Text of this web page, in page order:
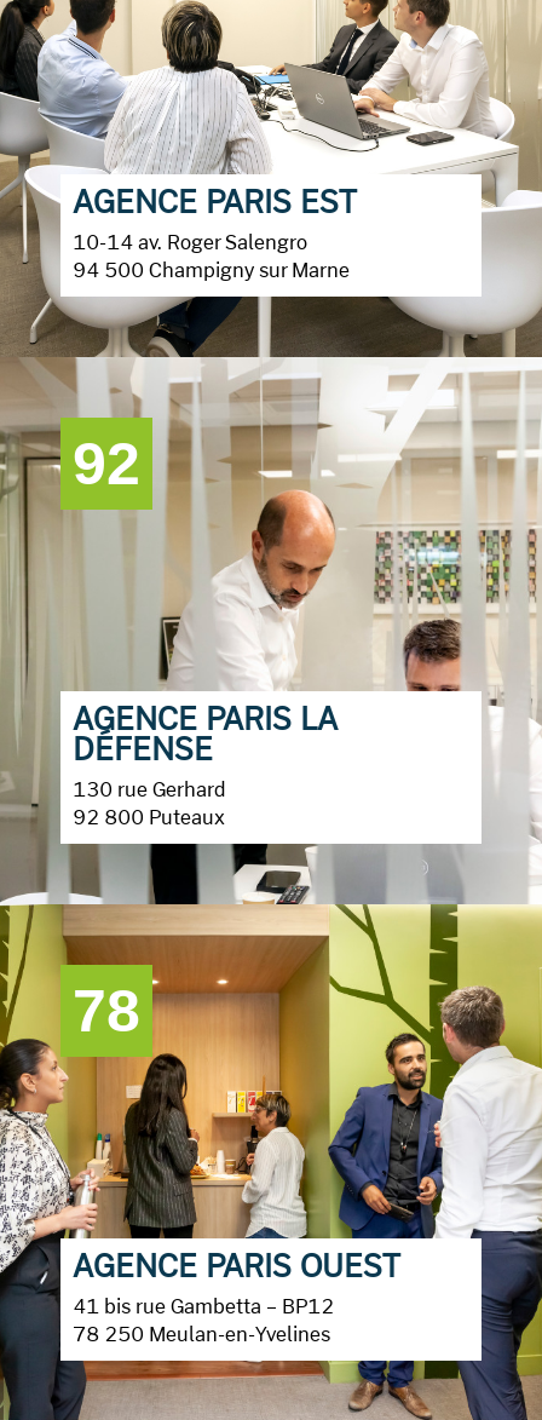
AGENCE PARIS EST
10-14 av. Roger Salengro
94 500 Champigny sur Marne
92
AGENCE PARIS LA
DÉFENSE
130 rue Gerhard
92 800 Puteaux
78
AGENCE PARIS OUEST
41 bis rue Gambetta – BP12
78 250 Meulan-en-Yvelines